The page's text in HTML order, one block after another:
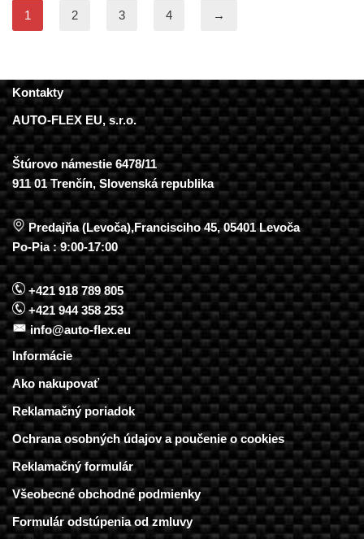
1 2 3 4 →
Kontakty
AUTO-FLEX EU, s.r.o.
Štúrovo námestie 6478/11
911 01 Trenčín, Slovenská republika
Predajňa (Levoča),Francisciho 45, 05401 Levoča
Po-Pia : 9:00-17:00
+421 918 789 805
+421 944 358 253
info@auto-flex.eu
Informácie
Ako nakupovať
Reklamačný poriadok
Ochrana osobných údajov a poučenie o cookies
Reklamačný formulár
Všeobecné obchodné podmienky
Formulár odstúpenia od zmluvy